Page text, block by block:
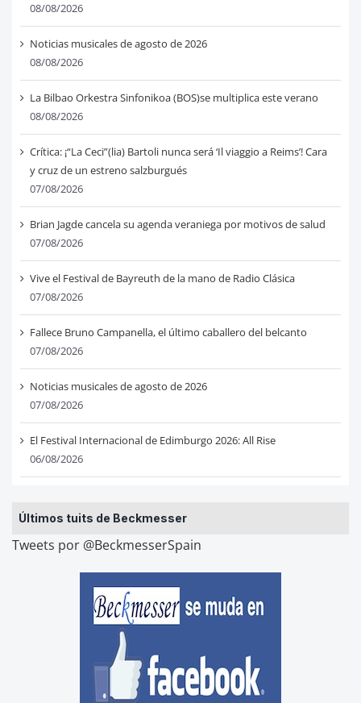
08/08/2026
Noticias musicales de agosto de 2026
08/08/2026
La Bilbao Orkestra Sinfonikoa (BOS)se multiplica este verano
08/08/2026
Crítica: ¡“La Ceci”(lia) Bartoli nunca será ‘Il viaggio a Reims’! Cara
y cruz de un estreno salzburgués
07/08/2026
Brian Jagde cancela su agenda veraniega por motivos de salud
07/08/2026
Vive el Festival de Bayreuth de la mano de Radio Clásica
07/08/2026
Fallece Bruno Campanella, el último caballero del belcanto
07/08/2026
Noticias musicales de agosto de 2026
07/08/2026
El Festival Internacional de Edimburgo 2026: All Rise
06/08/2026
Últimos tuits de Beckmesser
Tweets por @BeckmesserSpain